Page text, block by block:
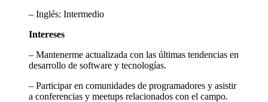
– Inglés: Intermedio
Intereses
– Mantenerme actualizada con las últimas tendencias en
desarrollo de software y tecnologías.
– Participar en comunidades de programadores y asistir
a conferencias y meetups relacionados con el campo.